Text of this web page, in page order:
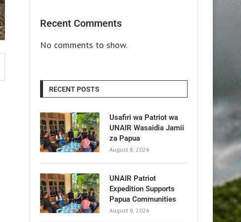
Recent Comments
No comments to show.
RECENT POSTS
Usafiri wa Patriot wa
UNAIR Wasaidia Jamii
za Papua
August 8, 2026
UNAIR Patriot
Expedition Supports
Papua Communities
August 8, 2026